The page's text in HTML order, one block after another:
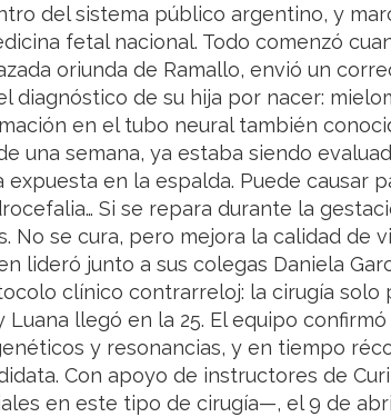
del sistema público argentino, y
fetal nacional. Todo comenzó
oriunda de Ramallo, envió un
diagnóstico de su hija por nacer:
en el tubo neural también
una semana, ya estaba siendo
expuesta en la espalda. Puede causar
Si se repara durante la
No se cura, pero mejora la calidad de
lideró junto a sus colegas Daniela
clínico contrarreloj: la cirugía solo
Luana llegó en la 25. El equipo
y resonancias, y en tiempo
Con apoyo de instructores de
en este tipo de cirugía—, el 9 de